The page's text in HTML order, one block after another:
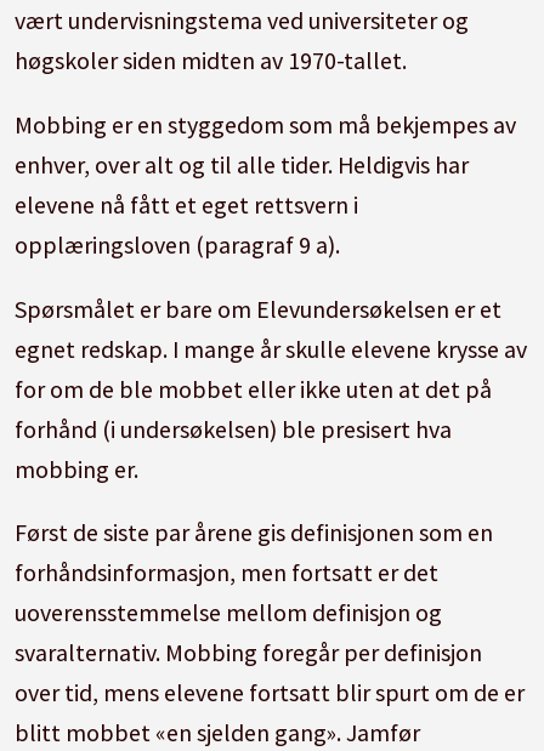
vært undervisningstema ved universiteter og
høgskoler siden midten av 1970-tallet.
Mobbing er en styggedom som må bekjempes av
enhver, over alt og til alle tider. Heldigvis har
elevene nå fått et eget rettsvern i
opplæringsloven (paragraf 9 a).
Spørsmålet er bare om Elevundersøkelsen er et
egnet redskap. I mange år skulle elevene krysse av
for om de ble mobbet eller ikke uten at det på
forhånd (i undersøkelsen) ble presisert hva
mobbing er.
Først de siste par årene gis definisjonen som en
forhåndsinformasjon, men fortsatt er det
uoverensstemmelse mellom definisjon og
svaralternativ. Mobbing foregår per definisjon
over tid, mens elevene fortsatt blir spurt om de er
blitt mobbet «en sjelden gang». Jamfør